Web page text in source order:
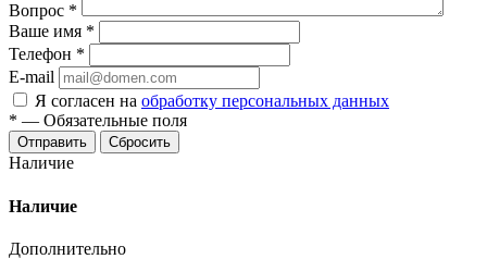
Вопрос *
Ваше имя *
Телефон *
E-mail
Я согласен на обработку персональных данных
* — Обязательные поля
Сбросить
Наличие
Наличие
Дополнительно